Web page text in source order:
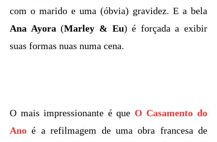
com o marido e uma (óbvia) gravidez. E a bela
Ana Ayora (Marley & Eu) é forçada a exibir
suas formas nuas numa cena.
O mais impressionante é que O Casamento do
Ano é a refilmagem de uma obra francesa de